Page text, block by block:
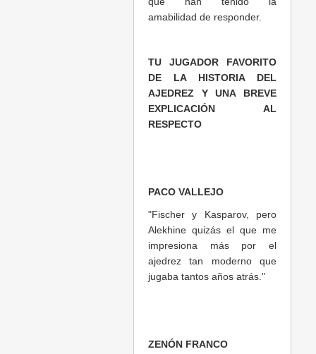
amabilidad de responder.
TU JUGADOR FAVORITO
DE LA HISTORIA DEL
AJEDREZ Y UNA BREVE
EXPLICACIÓN AL
RESPECTO
PACO VALLEJO
"Fischer y Kasparov, pero
Alekhine quizás el que me
impresiona más por el
ajedrez tan moderno que
jugaba tantos años atrás."
ZENÓN FRANCO